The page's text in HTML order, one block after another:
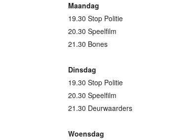
Maandag
19.30 Stop Politie
20.30 Speelfilm
21.30 Bones
Dinsdag
19.30 Stop Politie
20.30 Speelfilm
21.30 Deurwaarders
Woensdag